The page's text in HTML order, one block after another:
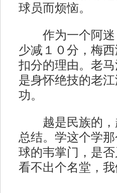
球员而烦恼。
作为一个阿迷
少减１０分，梅
扣分的理由。老
是身怀绝技的老
功。
越是民族的，
总结。学这个学
球的韦掌门，是
看不出个名堂，